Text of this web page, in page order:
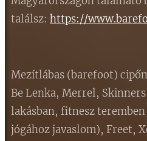
találsz: https://
Mezítlábas (barefoot)
Be Lenka, Merrel,
lakásban, fitnesz teremben
jógához javaslom), Freet,